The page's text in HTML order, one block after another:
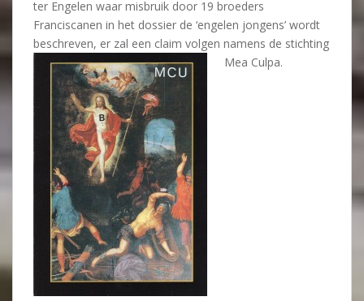
ter Engelen waar misbruik door 19 broeders
Franciscanen in het dossier de ‘engelen jongens’ wordt
beschreven, er zal een claim volgen namens de stichting
Mea Culpa.